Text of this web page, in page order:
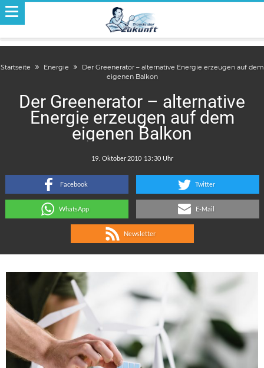
Startseite Energie
Der Greenerator – alternative Energie erzeugen auf dem
eigenen Balkon
Der Greenerator – alternative
Energie erzeugen auf dem
eigenen Balkon
:
Facebook Twitter
WhatsApp E-Mail
Newsletter